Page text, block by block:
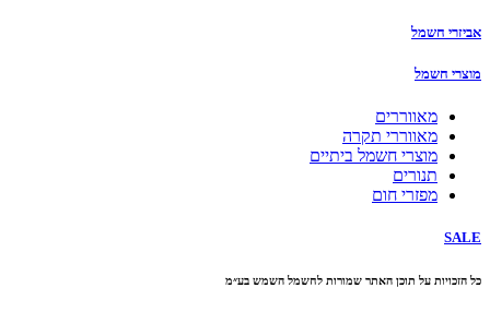
אביזרי חשמל
מוצרי חשמל
מאווררים
מאווררי תקרה
מוצרי חשמל ביתיים
תנורים
מפזרי חום
SALE
כל הזכויות על תוכן האתר שמורות לחשמל השמש בע״מ